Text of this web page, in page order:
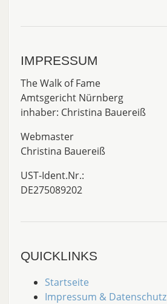
IMPRESSUM
The Walk of Fame
Amtsgericht Nürnberg
inhaber: Christina Bauereiß
Webmaster
Christina Bauereiß
UST-Ident.Nr.:
DE275089202
QUICKLINKS
Startseite
Impressum & Datenschutz